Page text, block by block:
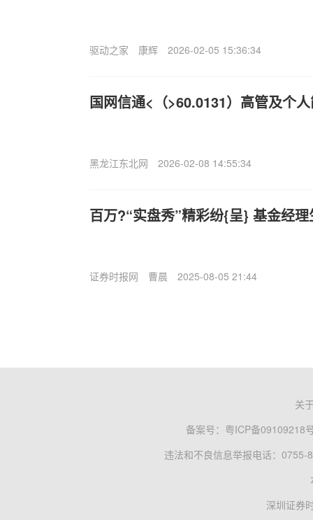
驱动之家 康辉 2026-02-05 15:36:34
国网信通<（>60.0131）高管及个
黑龙江东北网 2026-02-08 14:55:34
百万?“实盘秀”精彩纷{呈} 基金经
证券时报网 曹晨 2025-08-05 21:44
关
备案号： 粤ICP备09109218
违法和不良信息举报电话：0755-
深圳证券